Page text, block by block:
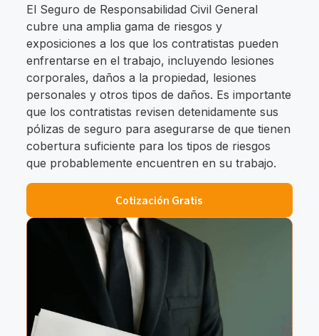
El Seguro de Responsabilidad Civil General
cubre una amplia gama de riesgos y
exposiciones a los que los contratistas pueden
enfrentarse en el trabajo, incluyendo lesiones
corporales, daños a la propiedad, lesiones
personales y otros tipos de daños. Es importante
que los contratistas revisen detenidamente sus
pólizas de seguro para asegurarse de que tienen
cobertura suficiente para los tipos de riesgos
que probablemente encuentren en su trabajo.
Cotización Gratis